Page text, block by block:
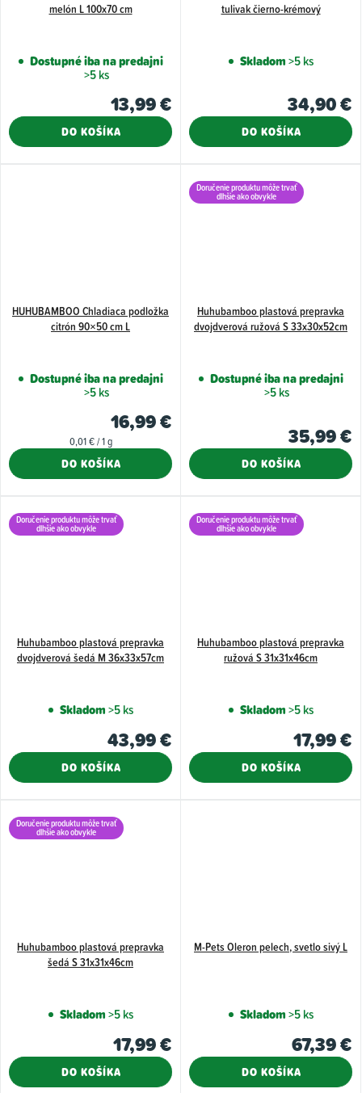
melón L 100x70 cm
Dostupné iba na predajni
>5 ks
13,99 €
DO KOŠÍKA
tulivak čierno-krémový
Skladom>5 ks
34,90 €
DO KOŠÍKA
HUHUBAMBOO Chladiaca podložka
citrón 90×50 cm L
Dostupné iba na predajni
>5 ks
16,99 €
Jednotková
0,01 € / 1 g
DO KOŠÍKA
Doručenie produktu môže trvať
dlhšie ako obvykle
Huhubamboo plastová prepravka
dvojdverová ružová S 33x30x52cm
Dostupné iba na predajni
>5 ks
35,99 €
DO KOŠÍKA
Doručenie produktu môže trvať
dlhšie ako obvykle
Huhubamboo plastová prepravka
dvojdverová šedá M 36x33x57cm
Skladom>5 ks
43,99 €
DO KOŠÍKA
Doručenie produktu môže trvať
dlhšie ako obvykle
Huhubamboo plastová prepravka
ružová S 31x31x46cm
Skladom>5 ks
17,99 €
DO KOŠÍKA
Doručenie produktu môže trvať
dlhšie ako obvykle
Huhubamboo plastová prepravka
šedá S 31x31x46cm
Skladom>5 ks
17,99 €
DO KOŠÍKA
M-Pets Oleron pelech, svetlo sivý L
Skladom>5 ks
67,39 €
DO KOŠÍKA